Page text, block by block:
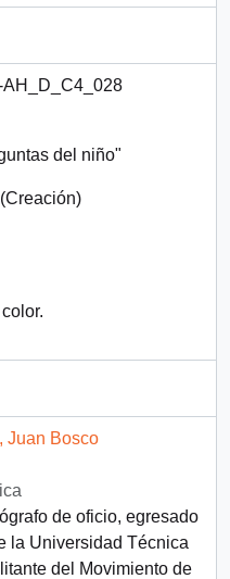
del niño"
Juan Bosco
de oficio, egresado
la Universidad Técnica
del Movimiento de